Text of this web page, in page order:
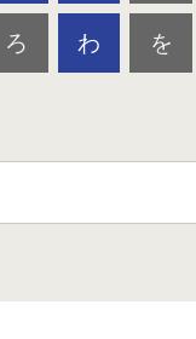
ろ わ を